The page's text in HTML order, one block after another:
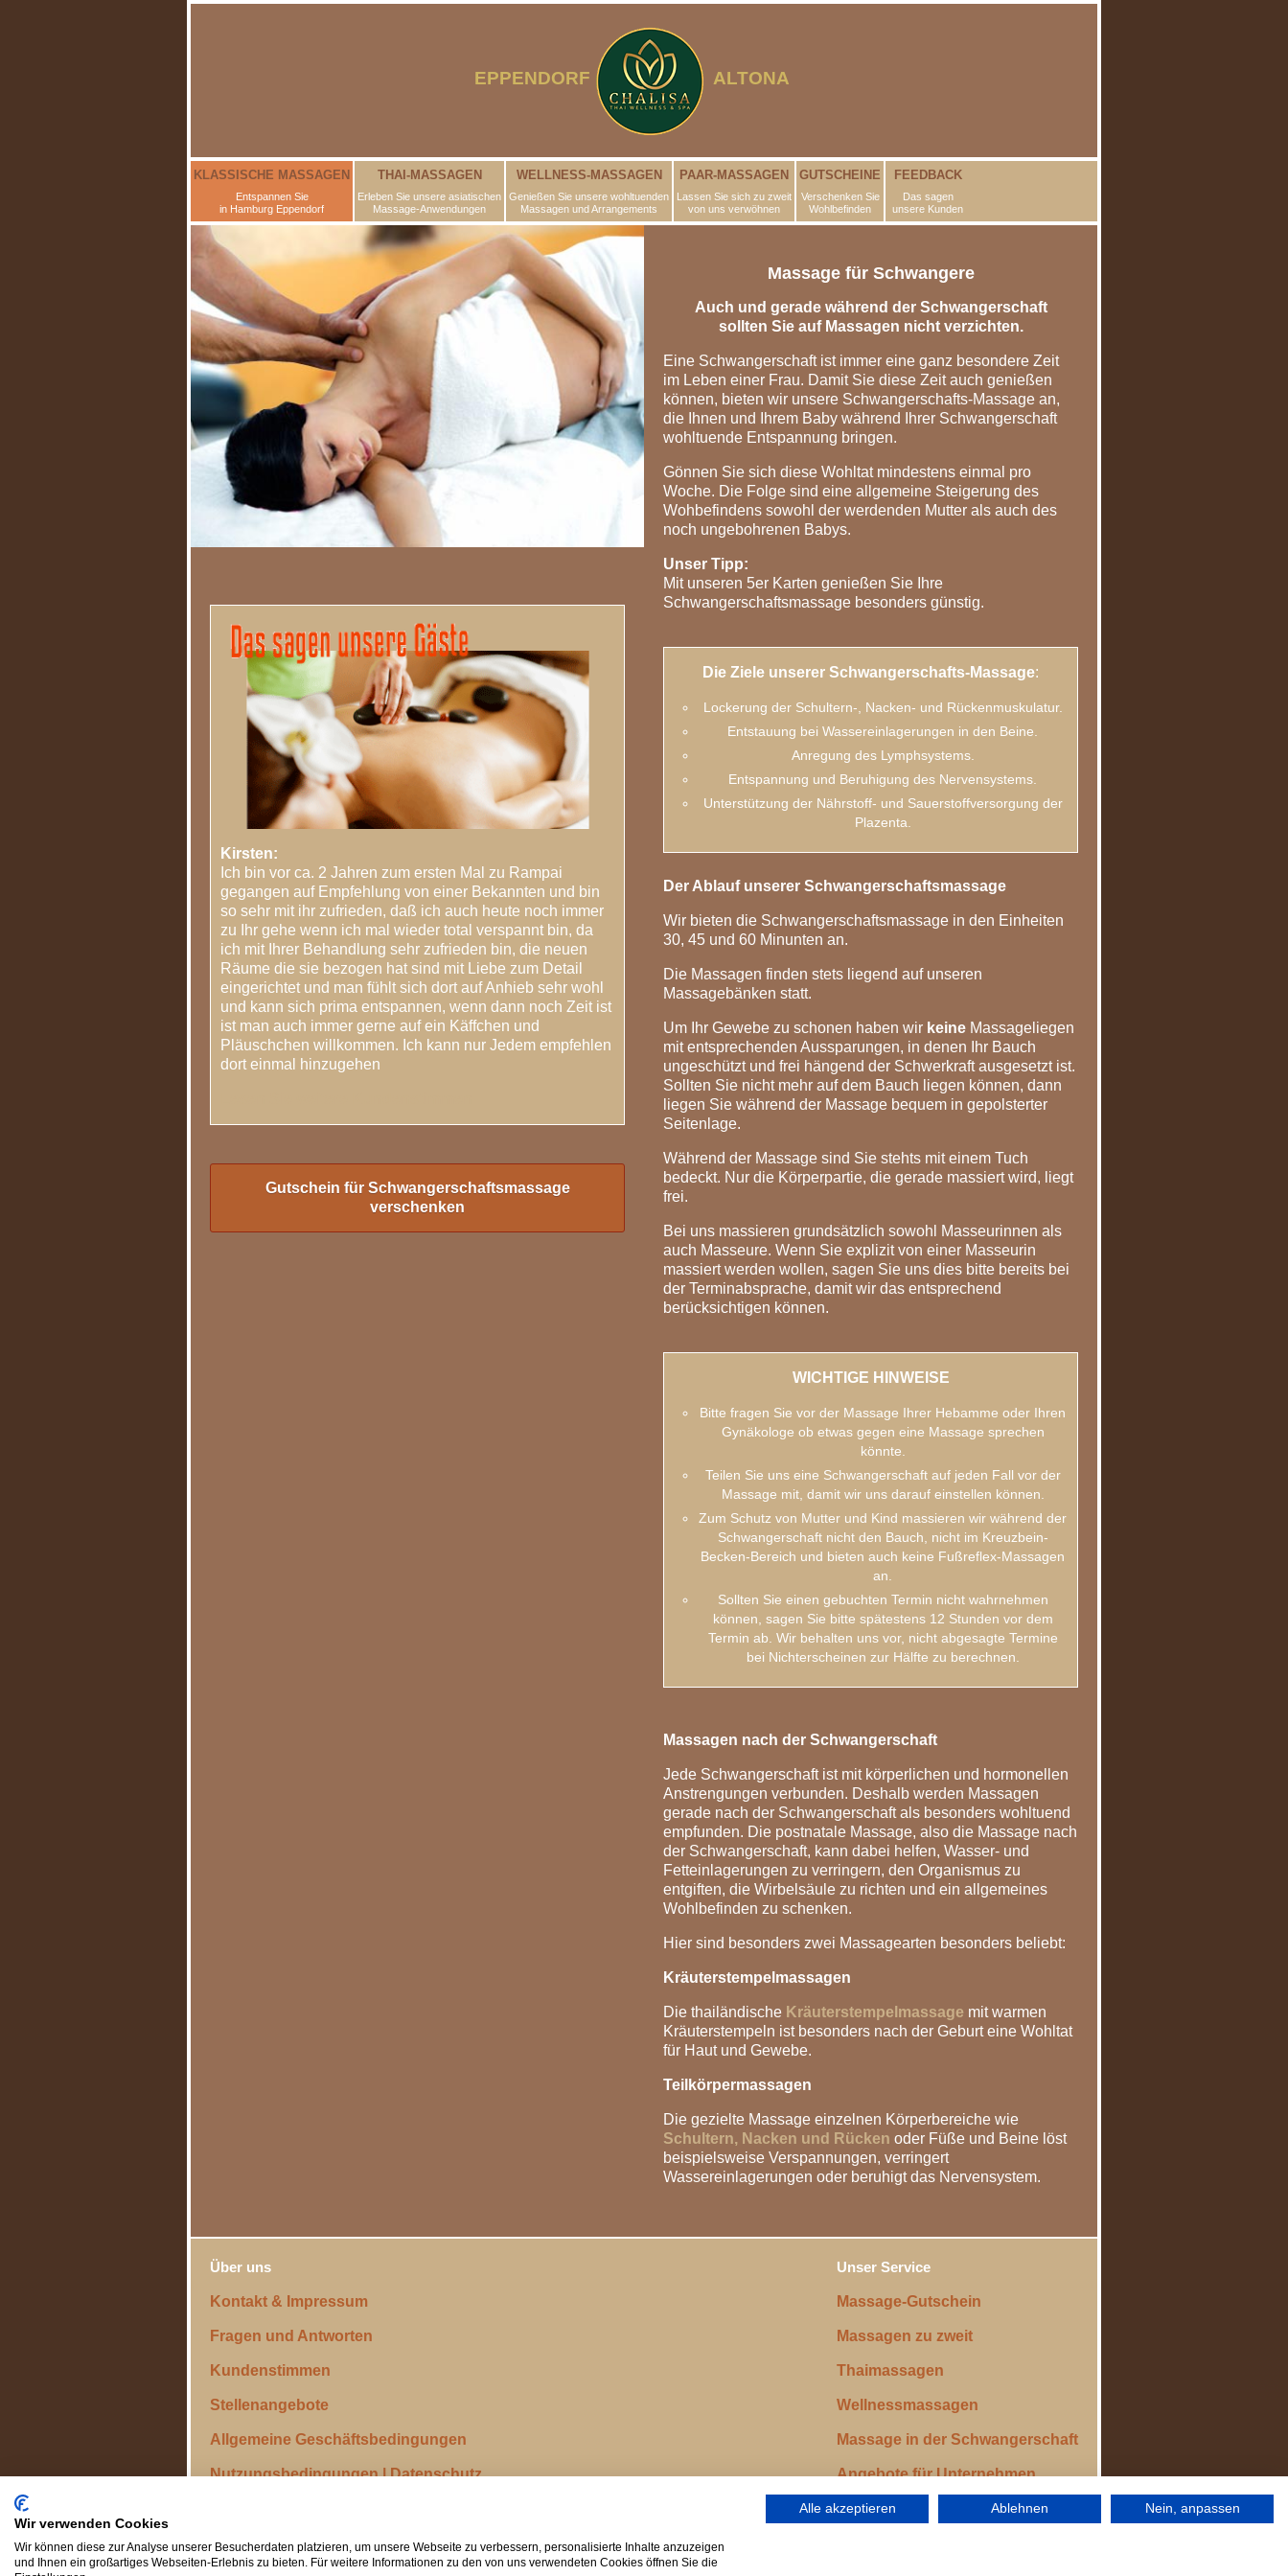
EPPENDORF ALTONA
KLASSISCHE MASSAGEN
Entspannen Sie
in Hamburg Eppendorf
THAI-MASSAGEN
Erleben Sie unsere asiatischen
Massage-Anwendungen
WELLNESS-MASSAGEN
Genießen Sie unsere wohltuenden
Massagen und Arrangements
PAAR-MASSAGEN
Lassen Sie sich zu zweit
von uns verwöhnen
GUTSCHEINE
Verschenken Sie
Wohlbefinden
FEEDBACK
Das sagen
unsere Kunden
Kirsten:
Ich bin vor ca. 2 Jahren zum ersten Mal zu Rampai
gegangen auf Empfehlung von einer Bekannten und bin
so sehr mit ihr zufrieden, daß ich auch heute noch immer
zu Ihr gehe wenn ich mal wieder total verspannt bin, da
ich mit Ihrer Behandlung sehr zufrieden bin, die neuen
Räume die sie bezogen hat sind mit Liebe zum Detail
eingerichtet und man fühlt sich dort auf Anhieb sehr wohl
und kann sich prima entspannen, wenn dann noch Zeit ist
ist man auch immer gerne auf ein Käffchen und
Pläuschchen willkommen. Ich kann nur Jedem empfehlen
dort einmal hinzugehen
Gutschein für Schwangerschaftsmassage
verschenken
Massage für Schwangere
Auch und gerade während der Schwangerschaft
sollten Sie auf Massagen nicht verzichten.
Eine Schwangerschaft ist immer eine ganz besondere Zeit
im Leben einer Frau. Damit Sie diese Zeit auch genießen
können, bieten wir unsere Schwangerschafts-Massage an,
die Ihnen und Ihrem Baby während Ihrer Schwangerschaft
wohltuende Entspannung bringen.
Gönnen Sie sich diese Wohltat mindestens einmal pro
Woche. Die Folge sind eine allgemeine Steigerung des
Wohbefindens sowohl der werdenden Mutter als auch des
noch ungebohrenen Babys.
Unser Tipp:
Mit unseren 5er Karten genießen Sie Ihre
Schwangerschaftsmassage besonders günstig.
Die Ziele unserer Schwangerschafts-Massage:
Lockerung der Schultern-, Nacken- und Rückenmuskulatur.
Entstauung bei Wassereinlagerungen in den Beine.
Anregung des Lymphsystems.
Entspannung und Beruhigung des Nervensystems.
Unterstützung der Nährstoff- und Sauerstoffversorgung der
Plazenta.
Der Ablauf unserer Schwangerschaftsmassage
Wir bieten die Schwangerschaftsmassage in den Einheiten
30, 45 und 60 Minunten an.
Die Massagen finden stets liegend auf unseren
Massagebänken statt.
Um Ihr Gewebe zu schonen haben wir keine Massageliegen
mit entsprechenden Aussparungen, in denen Ihr Bauch
ungeschützt und frei hängend der Schwerkraft ausgesetzt ist.
Sollten Sie nicht mehr auf dem Bauch liegen können, dann
liegen Sie während der Massage bequem in gepolsterter
Seitenlage.
Während der Massage sind Sie stehts mit einem Tuch
bedeckt. Nur die Körperpartie, die gerade massiert wird, liegt
frei.
Bei uns massieren grundsätzlich sowohl Masseurinnen als
auch Masseure. Wenn Sie explizit von einer Masseurin
massiert werden wollen, sagen Sie uns dies bitte bereits bei
der Terminabsprache, damit wir das entsprechend
berücksichtigen können.
WICHTIGE HINWEISE
Bitte fragen Sie vor der Massage Ihrer Hebamme oder Ihren
Gynäkologe ob etwas gegen eine Massage sprechen
könnte.
Teilen Sie uns eine Schwangerschaft auf jeden Fall vor der
Massage mit, damit wir uns darauf einstellen können.
Zum Schutz von Mutter und Kind massieren wir während der
Schwangerschaft nicht den Bauch, nicht im Kreuzbein-
Becken-Bereich und bieten auch keine Fußreflex-Massagen
an.
Sollten Sie einen gebuchten Termin nicht wahrnehmen
können, sagen Sie bitte spätestens 12 Stunden vor dem
Termin ab. Wir behalten uns vor, nicht abgesagte Termine
bei Nichterscheinen zur Hälfte zu berechnen.
Massagen nach der Schwangerschaft
Jede Schwangerschaft ist mit körperlichen und hormonellen
Anstrengungen verbunden. Deshalb werden Massagen
gerade nach der Schwangerschaft als besonders wohltuend
empfunden. Die postnatale Massage, also die Massage nach
der Schwangerschaft, kann dabei helfen, Wasser- und
Fetteinlagerungen zu verringern, den Organismus zu
entgiften, die Wirbelsäule zu richten und ein allgemeines
Wohlbefinden zu schenken.
Hier sind besonders zwei Massagearten besonders beliebt:
Kräuterstempelmassagen
Die thailändische Kräuterstempelmassage mit warmen
Kräuterstempeln ist besonders nach der Geburt eine Wohltat
für Haut und Gewebe.
Teilkörpermassagen
Die gezielte Massage einzelnen Körperbereiche wie
Schultern, Nacken und Rücken oder Füße und Beine löst
beispielsweise Verspannungen, verringert
Wassereinlagerungen oder beruhigt das Nervensystem.
Über uns
Kontakt & Impressum
Fragen und Antworten
Kundenstimmen
Stellenangebote
Allgemeine Geschäftsbedingungen
Nutzungsbedingungen | Datenschutz
Unser Service
Massage-Gutschein
Massagen zu zweit
Thaimassagen
Wellnessmassagen
Massage in der Schwangerschaft
Angebote für Unternehmen
Wellness Gutscheine Shop
Wir verwenden Cookies
Wir können diese zur Analyse unserer Besucherdaten platzieren, um unsere Webseite zu verbessern, personalisierte Inhalte anzuzeigen
und Ihnen ein großartiges Webseiten-Erlebnis zu bieten. Für weitere Informationen zu den von uns verwendeten Cookies öffnen Sie die
Alle akzeptieren Ablehnen Nein, anpassen